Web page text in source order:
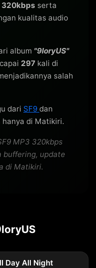
320kbps serta
kualitas audio
album "9loryUS"
297 kali di
salah
dari SF9 dan
di Matikiri.
MP3 320kbps
buffering, update
di Matikiri.
Day All Night